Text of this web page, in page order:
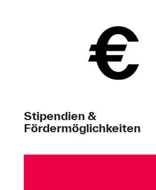
Stipendien &
Fördermöglichkeiten